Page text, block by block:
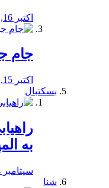
اکتبر 16, 2019
جام
اکتبر 15, 2019
بسکتبال
به
سپتامبر 24, 2019
شنا